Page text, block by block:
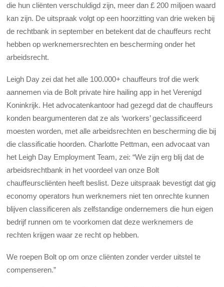
die hun cliënten verschuldigd zijn, meer dan £ 200 miljoen waard
kan zijn. De uitspraak volgt op een hoorzitting van drie weken bij
de rechtbank in september en betekent dat de chauffeurs recht
hebben op werknemersrechten en bescherming onder het
arbeidsrecht.
Leigh Day zei dat het alle 100.000+ chauffeurs trof die werk
aannemen via de Bolt private hire hailing app in het Verenigd
Koninkrijk. Het advocatenkantoor had gezegd dat de chauffeurs
konden beargumenteren dat ze als ‘workers’ geclassificeerd
moesten worden, met alle arbeidsrechten en bescherming die bij
die classificatie hoorden. Charlotte Pettman, een advocaat van
het Leigh Day Employment Team, zei: “We zijn erg blij dat de
arbeidsrechtbank in het voordeel van onze Bolt
chauffeurscliënten heeft beslist. Deze uitspraak bevestigt dat gig
economy operators hun werknemers niet ten onrechte kunnen
blijven classificeren als zelfstandige ondernemers die hun eigen
bedrijf runnen om te voorkomen dat deze werknemers de
rechten krijgen waar ze recht op hebben.
We roepen Bolt op om onze cliënten zonder verder uitstel te
compenseren.”